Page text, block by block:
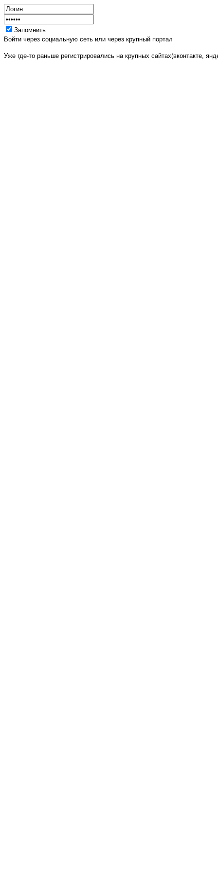
Запомнить
Войти через социальную сеть или через крупный портал
Уже где-то раньше регистрировались на крупных сайтах(вконтакте,